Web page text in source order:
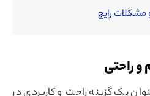
رایج
راحتی